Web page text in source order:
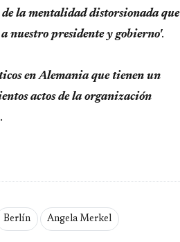
la mentalidad distorsionada que
nuestro presidente y gobierno'.
en Alemania que tienen un
actos de la organización
Berlín Angela Merkel